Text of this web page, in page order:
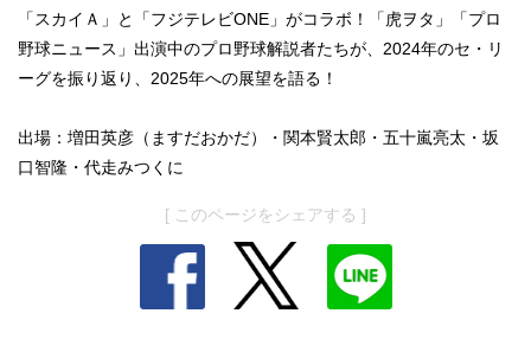
「スカイＡ」と「フジテレビONE」がコラボ！「虎ヲタ」「プロ
野球ニュース」出演中のプロ野球解説者たちが、2024年のセ・リ
ーグを振り返り、2025年への展望を語る！
出場：増田英彦（ますだおかだ）・関本賢太郎・五十嵐亮太・坂
口智隆・代走みつくに
[ このページをシェアする ]